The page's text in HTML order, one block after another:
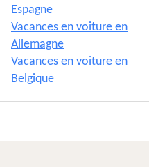
Espagne
Vacances en voiture en
Allemagne
Vacances en voiture en
Belgique